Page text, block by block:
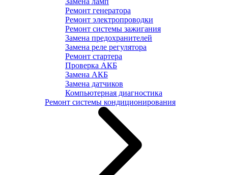
Ремонт генератора
Ремонт электропроводки
Ремонт системы зажигания
Замена предохранителей
Замена реле регулятора
Ремонт стартера
Проверка АКБ
Замена АКБ
Замена датчиков
Компьютерная диагностика
Ремонт системы кондиционирования